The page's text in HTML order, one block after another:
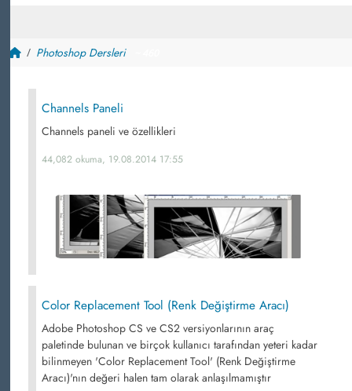
Photoshop Dersleri
Channels Paneli
Channels paneli ve özellikleri
44,082 okuma, 19.08.2014 17:55
Color Replacement Tool (Renk Değiştirme Aracı)
Adobe Photoshop CS ve CS2 versiyonlarının araç
paletinde bulunan ve birçok kullanıcı tarafından yeteri kadar
bilinmeyen 'Color Replacement Tool' (Renk Değiştirme
Aracı)'nın değeri halen tam olarak anlaşılmamıştır